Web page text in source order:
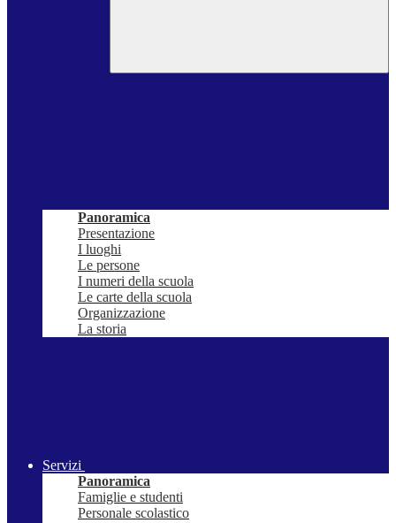
Panoramica
Presentazione
I luoghi
Le persone
I numeri della scuola
Le carte della scuola
Organizzazione
La storia
Servizi
Panoramica
Famiglie e studenti
Personale scolastico